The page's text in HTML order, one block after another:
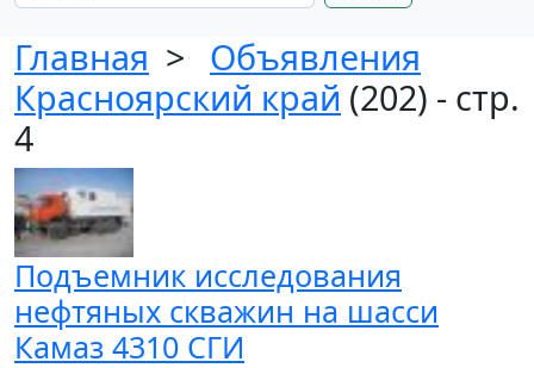
Главная > Объявления
Красноярский край (202) - стр.
4
Подъемник исследования
нефтяных скважин на шасси
Камаз 4310 СГИ